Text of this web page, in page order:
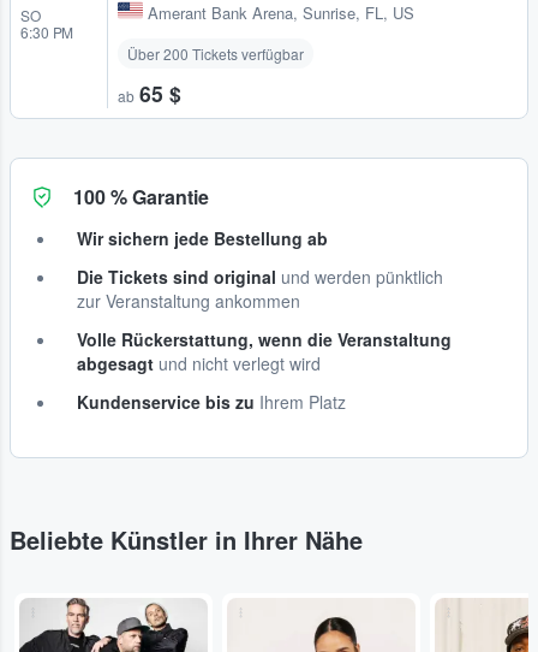
SO
6:30 PM
Amerant Bank Arena, Sunrise, FL, US
Über 200 Tickets verfügbar
ab 65 $
100 % Garantie
Wir sichern jede Bestellung ab
Die Tickets sind original und werden pünktlich
zur Veranstaltung ankommen
Volle Rückerstattung, wenn die Veranstaltung
abgesagt und nicht verlegt wird
Kundenservice bis zu Ihrem Platz
Beliebte Künstler in Ihrer Nähe